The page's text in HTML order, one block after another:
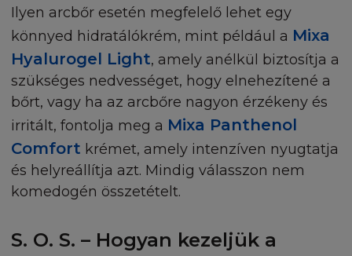
Ilyen arcbőr esetén megfelelő lehet egy
könnyed hidratálókrém, mint például a Mixa
Hyalurogel Light, amely anélkül biztosítja a
szükséges nedvességet, hogy elnehezítené a
bőrt, vagy ha az arcbőre nagyon érzékeny és
irritált, fontolja meg a Mixa Panthenol
Comfort krémet, amely intenzíven nyugtatja
és helyreállítja azt. Mindig válasszon nem
komedogén összetételt.
S. O. S. – Hogyan kezeljük a